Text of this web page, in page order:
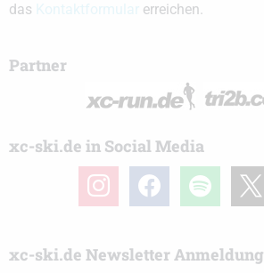
das
erreichen.
Partner
xc-ski.de in Social Media
instagramfacebook spotify
xc-ski.de Newsletter Anmeldung